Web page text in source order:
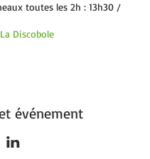
toutes les 2h : 13h30 /
La Discobole
événement